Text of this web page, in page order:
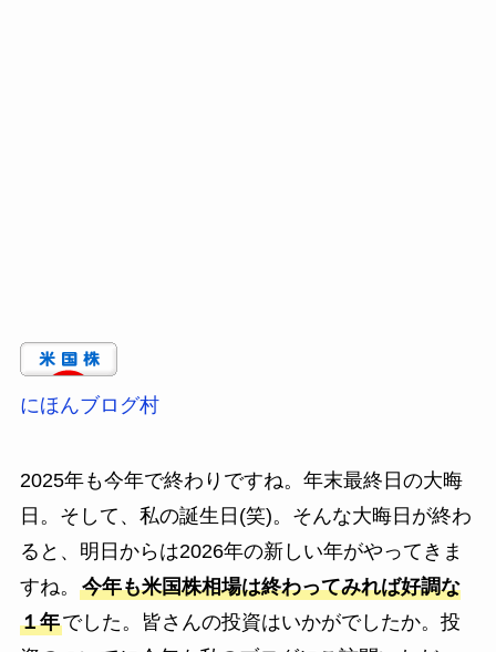
にほんブログ村
2025年も今年で終わりですね。年末最終日の大晦
日。そして、私の誕生日(笑)。そんな大晦日が終わ
ると、明日からは2026年の新しい年がやってきま
すね。 今年も米国株相場は終わってみれば好調な
１年でした。皆さんの投資はいかがでしたか。投